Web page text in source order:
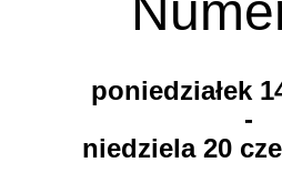
poniedziałek
-
niedziela 20